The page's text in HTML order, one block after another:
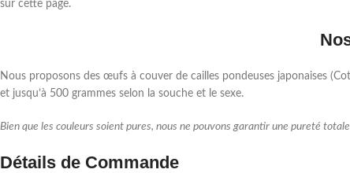
sur cette page.
Nous proposons des œufs à couver de cailles pondeuses japonaises
et jusqu’à 500 grammes selon la souche et le sexe.
Bien que les couleurs soient pures, nous ne pouvons garantir une pureté
Détails de Commande